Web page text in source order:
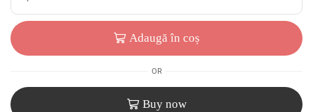
Adaugă în coș
OR
Buy now